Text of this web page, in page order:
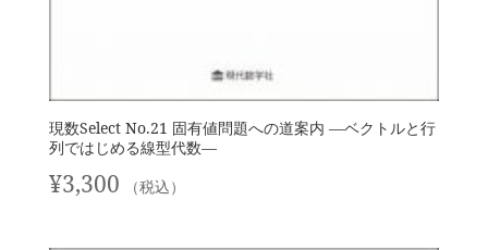
現数Select No.21 固有値問題への道案内 —ベクトルと行
列ではじめる線型代数—
¥3,300 （税込）